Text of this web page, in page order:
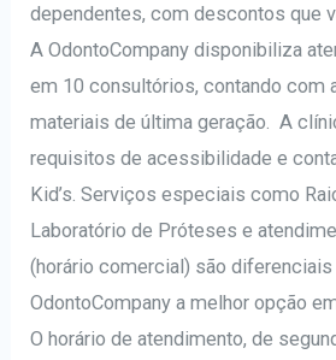
dependentes, com descontos que
A OdontoCompany disponibiliza
em 10 consultórios, contando com
materiais de última geração. A
requisitos de acessibilidade e
Kid’s. Serviços especiais como
Laboratório de Próteses e
(horário comercial) são diferenciais
OdontoCompany a melhor opção
O horário de atendimento, de